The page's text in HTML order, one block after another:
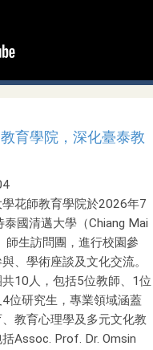
育學院，深化臺泰教
花師教育學院於2026年7
泰國清邁大學（Chiang Mai
師生訪問團，進行校園參
、學術座談及文化交流。
10人，包括5位教師、1位
位研究生，專業領域涵蓋
教育心理學及多元文化教
Assoc. Prof. Dr. Omsin